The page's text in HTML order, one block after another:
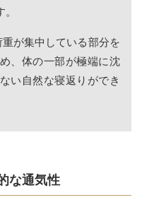
重が集中している部分を
、体の一部が極端に沈
い自然な寝返りができ
な通気性